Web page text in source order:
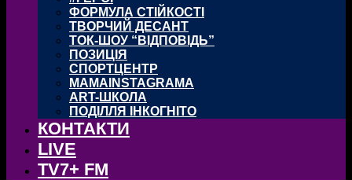
ФОРМУЛА СТІЙКОСТІ
ТВОРЧИЙ ДЕСАНТ
ТОК-ШОУ “ВІДПОВІДЬ”
ПОЗИЦІЯ
СПОРТЦЕНТР
MAMAINSTAGRAMA
ART-ШКОЛА
ПОДІЛЛЯ ІНКОГНІТО
КОНТАКТИ
LIVE
TV7+ FM